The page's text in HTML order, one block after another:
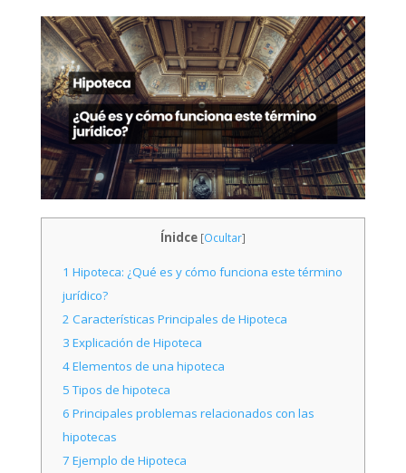
Ínidce [Ocultar]
1 Hipoteca: ¿Qué es y cómo funciona este término
jurídico?
2 Características Principales de Hipoteca
3 Explicación de Hipoteca
4Elementos de una hipoteca
5Tipos de hipoteca
6 Principales problemas relacionados con las
hipotecas
7 Ejemplo de Hipoteca